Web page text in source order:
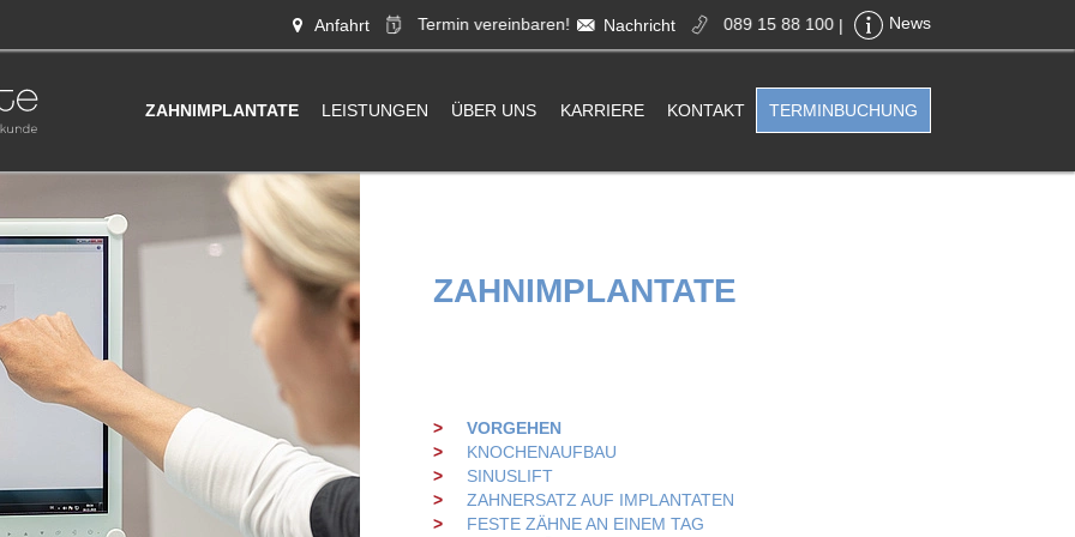
Anfahrt Terminvereinbaren! Nachricht 089 15 88 100 | News
ZAHNIMPLANTATE LEISTUNGEN ÜBER UNS KARRIERE KONTAKT TERMINBUCHUNG
ZAHNIMPLANTATE
VORGEHEN
KNOCHENAUFBAU
SINUSLIFT
ZAHNERSATZ AUF IMPLANTATEN
FESTE ZÄHNE AN EINEM TAG